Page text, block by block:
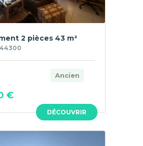
DÉCOUVRIR
2 pièces 43 m²
44300
Ancien
€